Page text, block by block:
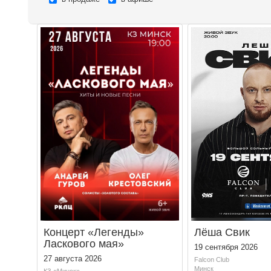
Концерт «Легенды»
Ласкового мая»
27 августа 2026
Лёша Свик
19 сентября 2026
Falcon Club
Минск